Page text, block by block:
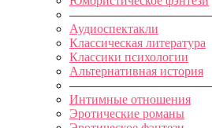
Аудиоспектакли
Классическая литература
Классики психологии
Альтернативная история
Интимные отношения
Эротические романы